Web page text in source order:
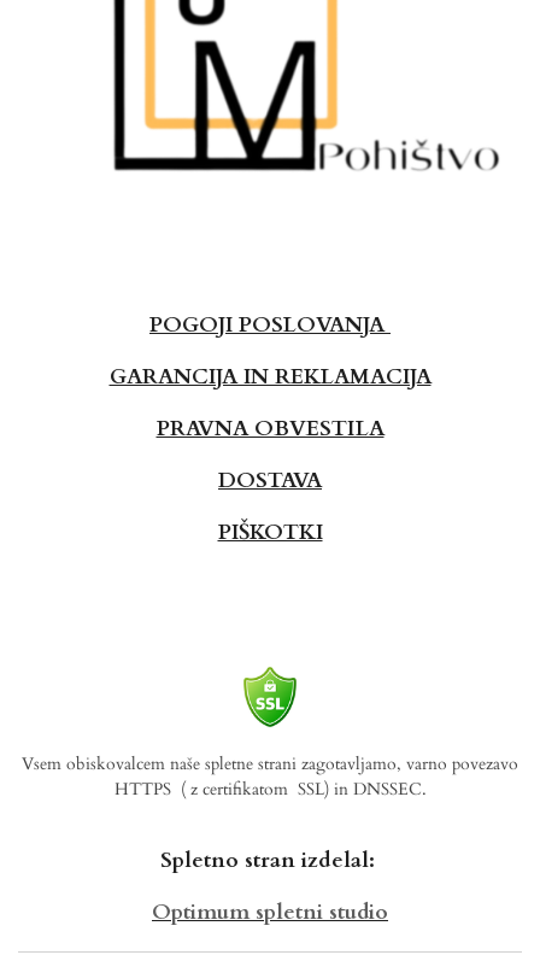
POGOJI POSLOVANJA
GARANCIJA IN REKLAMACIJA
PRAVNA OBVESTILA
DOSTAVA
PIŠKOTKI
Vsem obiskovalcem naše spletne strani zagotavljamo, varno povezavo
HTTPS ( z certifikatom SSL) in DNSSEC.
Spletno stran izdelal:
Optimum spletni studio